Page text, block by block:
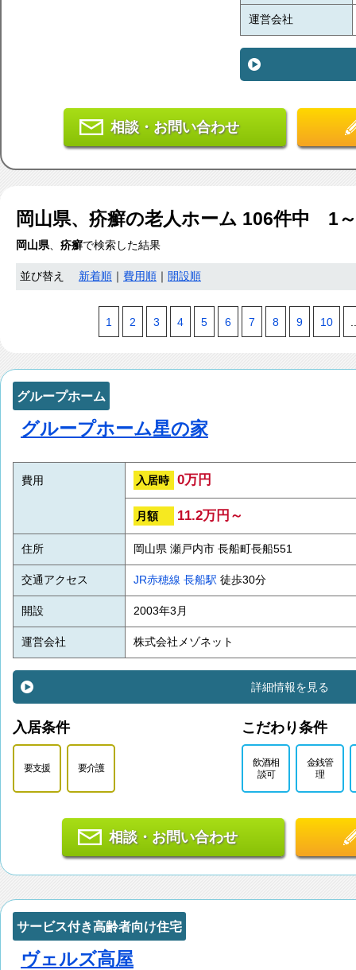
運営会社
相談・お問い合わせ
岡山県、疥癬の老人ホーム 106件中 1～
岡山県、 疥癬で検索した結果
並び替え 新着順 費用順 開設順
1 2 3 4 5 6 7 8 9 10
グループホーム
グループホーム星の家
費用 入居時 0万円
月額 11.2万円～
住所 岡山県 瀬戸内市 長船町長船551
交通アクセス JR赤穂線 長船駅 徒歩30分
開設 2003年3月
運営会社 株式会社メゾネット
詳細情報を見る
入居条件
要支援 要介護
こだわり条件
飲酒相
談可
金銭管
理
相談・お問い合わせ
サービス付き高齢者向け住宅
ヴェルズ高屋